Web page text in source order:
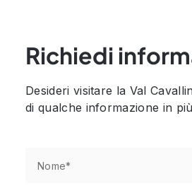
Richiedi
Desideri visitare la Val
di qualche informazione in